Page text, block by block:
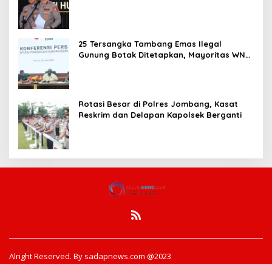
25 Tersangka Tambang Emas Ilegal
Gunung Botak Ditetapkan, Mayoritas WN
Rotasi Besar di Polres Jombang, Kasat
Reskrim dan Delapan Kapolsek Berganti
Alright Reserved. By sadapnews.com @2023